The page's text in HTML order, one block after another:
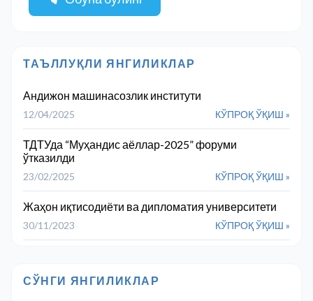
ТАЪЛЛУҚЛИ ЯНГИЛИКЛАР
Андижон машинасозлик институти
12/04/2025 КЎПРОҚ ЎҚИШ »
ТДТУда “Муҳандис аёллар-2025” форуми
ўтказилди
23/02/2025 КЎПРОҚ ЎҚИШ »
Жаҳон иқтисодиёти ва дипломатия университети
30/11/2023 КЎПРОҚ ЎҚИШ »
СЎНГИ ЯНГИЛИКЛАР